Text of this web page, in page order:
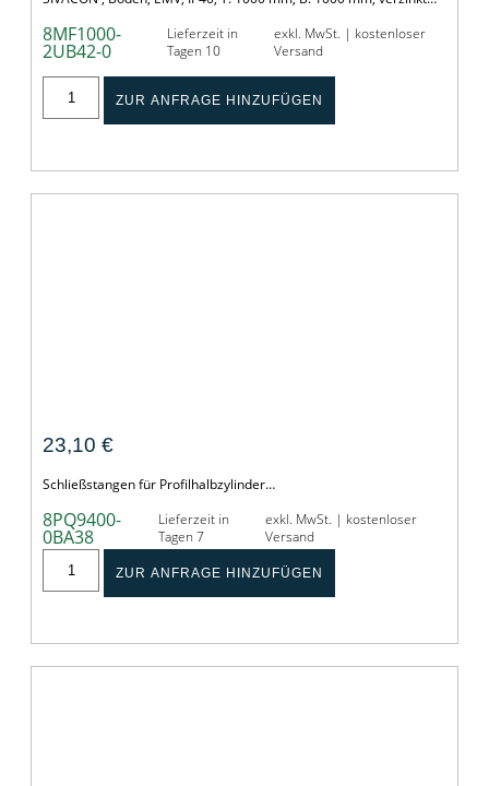
8MF1000-
2UB42-0
Lieferzeit in
Tagen 10
exkl. MwSt. | kostenloser
Versand
ZUR ANFRAGE HINZUFÜGEN
23,10 €
Schließstangen für Profilhalbzylinder…
8PQ9400-
0BA38
Lieferzeit in
Tagen 7
exkl. MwSt. | kostenloser
Versand
ZUR ANFRAGE HINZUFÜGEN